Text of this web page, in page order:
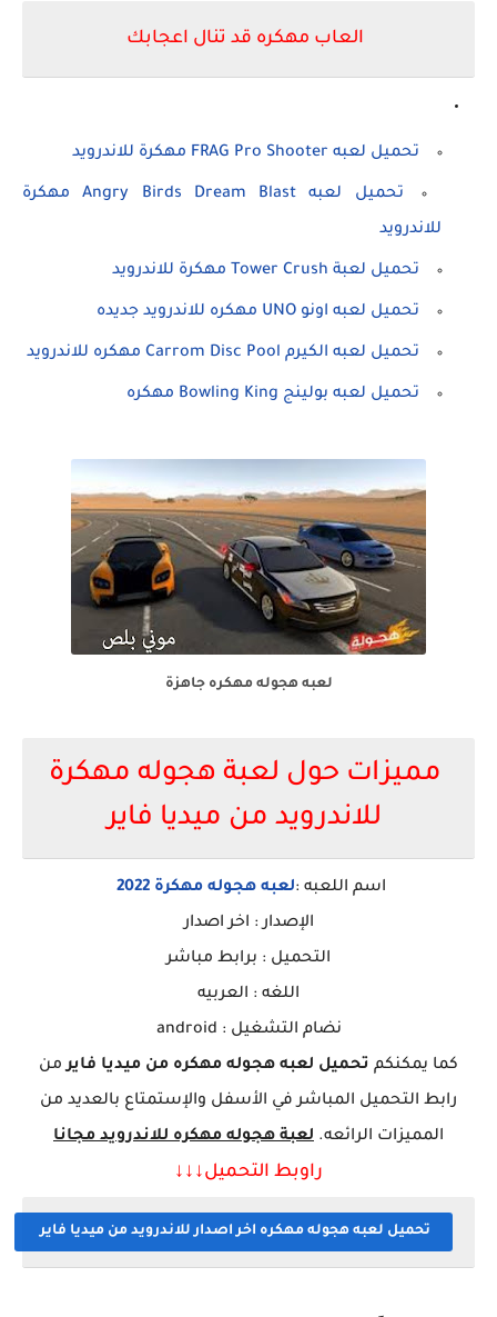
العاب مهكره قد تنال اعجابك
تحميل لعبه FRAG Pro Shooter مهكرة للاندرويد
تحميل لعبه Angry Birds Dream Blast مهكرة
للاندرويد
تحميل لعبة Tower Crush مهكرة للاندرويد
تحميل لعبه اونو UNO مهكره للاندرويد جديده
تحميل لعبه الكيرم Carrom Disc Pool مهكره للاندرويد
تحميل لعبه بولينج Bowling King مهكره
لعبه هجوله مهكره جاهزة
مميزات حول لعبة هجوله مهكرة
للاندرويد من ميديا فاير
اسم اللعبه :لعبه هجوله مهكرة 2022
الإصدار : اخر اصدار
التحميل : برابط مباشر
اللغه : العربيه
نضام التشغيل : android
كما يمكنكم تحميل لعبه هجوله مهكره من ميديا فاير من
رابط التحميل المباشر في الأسفل والإستمتاع بالعديد من
المميزات الرائعه. لعبة هجولهمهكره للاندرويد مجانا
راوبط التحميل↓↓ ↓
تحميل لعبه هجوله مهكره اخر اصدار للاندرويد من ميديا فاير